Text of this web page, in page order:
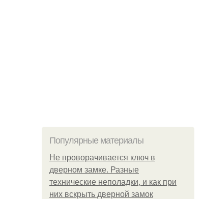
Популярные материалы
Не проворачивается ключ в
дверном замке. Разные
технические неполадки, и как при
них вскрыть дверной замок